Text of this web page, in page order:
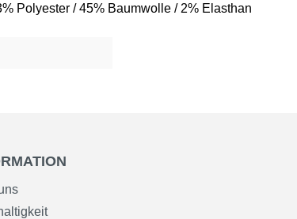
Polyester / 45% Baumwolle / 2% Elasthan